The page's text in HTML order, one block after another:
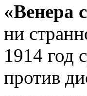
«Венера
ни
1914 год
против